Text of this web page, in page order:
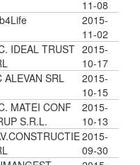
11-08
2015-
11-02
IDEAL TRUST 2015-
10-17
ALEVAN SRL
2015-
10-15
MATEI CONF
S.R.L.
2015-
10-13
2015-
09-30